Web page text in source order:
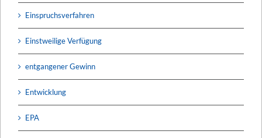
Einspruchsverfahren
Einstweilige Verfügung
entgangener Gewinn
Entwicklung
EPA